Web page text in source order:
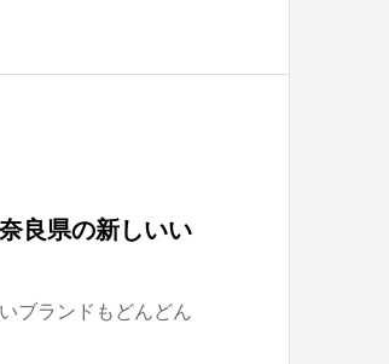
良県の新しいい
ブランドもどんどん